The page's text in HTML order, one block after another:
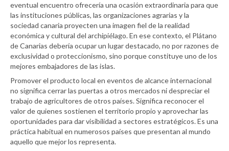
eventual encuentro ofrecería una ocasión extraordinaria para que
las instituciones públicas, las organizaciones agrarias y la
sociedad canaria proyecten una imagen fiel de la realidad
económica y cultural del archipiélago. En ese contexto, el Plátano
de Canarias debería ocupar un lugar destacado, no por razones de
exclusividad o proteccionismo, sino porque constituye uno de los
mejores embajadores de las islas.
Promover el producto local en eventos de alcance internacional
no significa cerrar las puertas a otros mercados ni despreciar el
trabajo de agricultores de otros países. Significa reconocer el
valor de quienes sostienen el territorio propio y aprovechar las
oportunidades para dar visibilidad a sectores estratégicos. Es una
práctica habitual en numerosos países que presentan al mundo
aquello que mejor los representa.